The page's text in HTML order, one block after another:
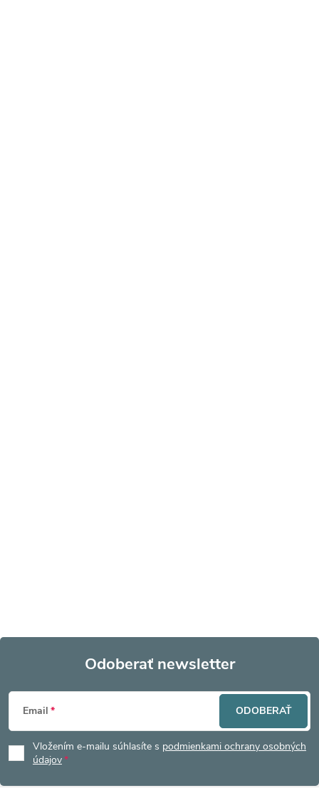
Z
á
p
Odoberať newsletter
Email
Vložením e-mailu súhlasíte s podmienkami ochrany osobných
údajov
ODOBERAŤ